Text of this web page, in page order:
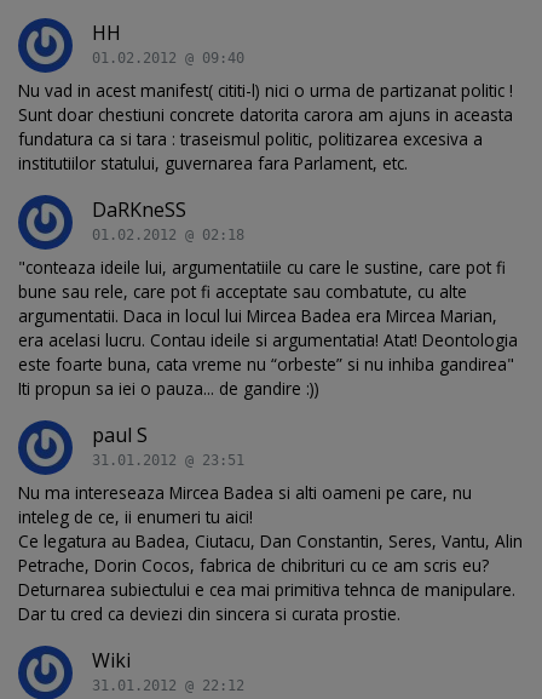
HH
01.02.2012 @ 09:40
Nu vad in acest manifest( cititi-l) nici o urma de partizanat politic !
Sunt doar chestiuni concrete datorita carora am ajuns in aceasta
fundatura ca si tara : traseismul politic, politizarea excesiva a
institutiilor statului, guvernarea fara Parlament, etc.
DaRKneSS
01.02.2012 @ 02:18
"conteaza ideile lui, argumentatiile cu care le sustine, care pot fi
bune sau rele, care pot fi acceptate sau combatute, cu alte
argumentatii. Daca in locul lui Mircea Badea era Mircea Marian,
era acelasi lucru. Contau ideile si argumentatia! Atat! Deontologia
este foarte buna, cata vreme nu “orbeste” si nu inhiba gandirea"
Iti propun sa iei o pauza... de gandire :))
paul S
31.01.2012 @ 23:51
Nu ma intereseaza Mircea Badea si alti oameni pe care, nu
inteleg de ce, ii enumeri tu aici!
Ce legatura au Badea, Ciutacu, Dan Constantin, Seres, Vantu, Alin
Petrache, Dorin Cocos, fabrica de chibrituri cu ce am scris eu?
Deturnarea subiectului e cea mai primitiva tehnca de manipulare.
Dar tu cred ca deviezi din sincera si curata prostie.
Wiki
31.01.2012 @ 22:12